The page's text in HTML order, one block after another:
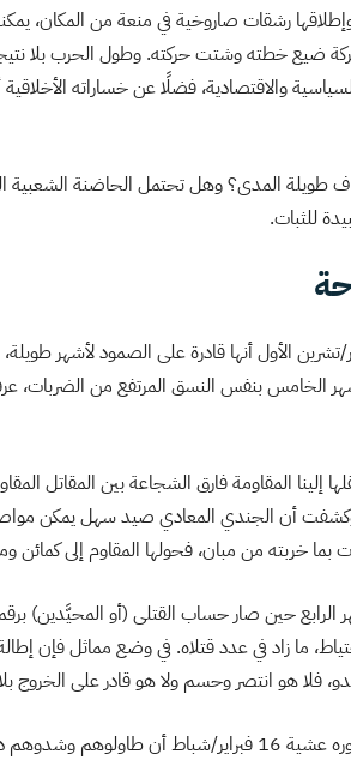
رشقات صاروخية في منعة من المكان،
ضيع خطته وشتت حركته. وطول الحرب بلا
والاقتصادية، فضلًا عن خساراته الأخلاقية
طويلة المدى؟ وهل تحتمل الحاضنة الشعبية
للثبات.
المقاومة يوم 7 أكتوبر/تشرين الأول أنها قادرة على الصمود
الخامس بنفس النسق المرتفع من الضربات،
إلينا المقاومة فارق الشجاعة بين المقاتل
وكشفت أن الجندي المعادي صيد سهل يمكن
خربته من مبان، فحولها المقاوم إلى كمائن
ما زاد في عدد قتلاه. في وضع مماثل فإن
فلا هو انتصر وحسم ولا هو قادر على الخروج
كأنني سمعت أبا عبيدة يقول في ظهوره عشية 16 فبراير/